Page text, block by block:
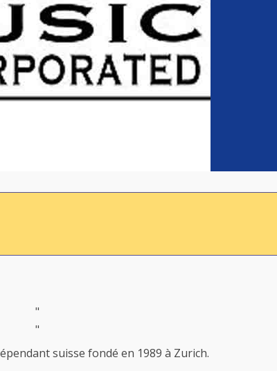
"
"
suisse fondé en 1989 à Zurich.